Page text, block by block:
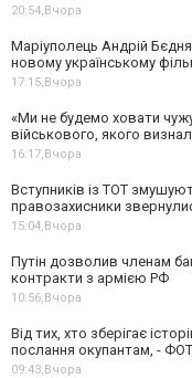
20:54,Вчора
Маріуполець Андрій
новому українському
17:15,Вчора
«Ми не будемо ховати
військового, якого
16:17,Вчора
Вступників із ТОТ
правозахисники
15:04,Вчора
Путін дозволив членам
контракти з армією РФ
10:56,Вчора
Від тих, хто зберігає
послання окупантам, -
09:43,Вчора